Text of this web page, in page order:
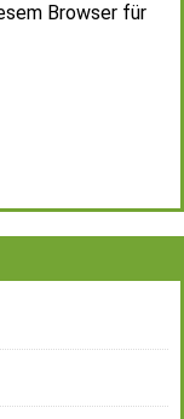
Browser für